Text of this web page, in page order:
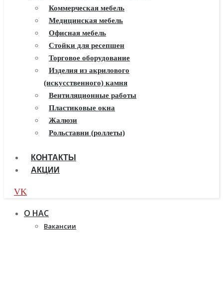
Каминные порталы
Камины Dimplex
Искусственный камень White
Hills
Балконы ПВХ
Пластиковые окна
Жалюзи
Рулонные шторы
Коммерческая мебель
Медицинская мебель
Офисная мебель
Стойки для ресепшен
Торговое оборудование
Изделия из акрилового
(искусственного) камня
Вентиляционные работы
Пластиковые окна
Жалюзи
Рольставни (роллеты)
КОНТАКТЫ
АКЦИИ
VK
О НАС
Вакансии